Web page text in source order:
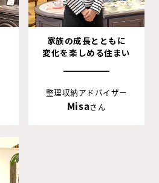
家族の成長とともに
変化を楽しめる住まい
整理収納アドバイザー
Misaさん